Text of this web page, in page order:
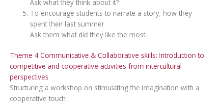
Ask what they think about it?
To encourage students to narrate a story, how they
spent their last summer
Ask them what did they like the most.
Theme 4 Communicative & Collaborative skills: Introduction to
competitive and cooperative activities from intercultural
perspectives
Structuring a workshop on stimulating the imagination with a
cooperative touch